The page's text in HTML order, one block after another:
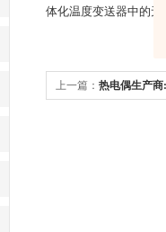
体化温度变送器中的无
上一篇： 热电偶生产